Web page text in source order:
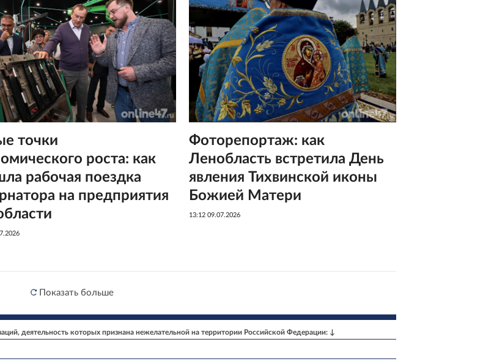
точки
роста: как
рабочая поездка
на предприятия
Фоторепортаж: как
Ленобласть встретила День
явления Тихвинской иконы
Божией Матери
13:12 09.07.2026
Показать больше
деятельность которых признана нежелательной на территории Российской Федерации: ↓